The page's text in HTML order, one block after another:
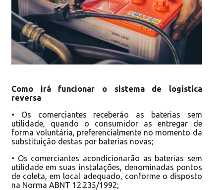
Como irá funcionar o sistema de logística
reversa
• Os comerciantes receberão as baterias sem
utilidade, quando o consumidor as entregar de
forma voluntária, preferencialmente no momento da
substituição destas por baterias novas;
• Os comerciantes acondicionarão as baterias sem
utilidade em suas instalações, denominadas pontos
de coleta, em local adequado, conforme o disposto
na Norma ABNT 12.235/1992;